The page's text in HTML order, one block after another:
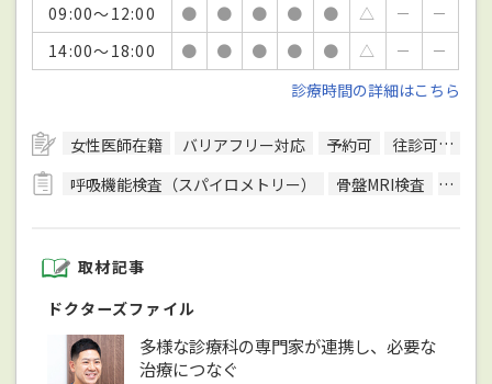
09:00～12:00
● ● ● ● ● △ －
－
14:00～18:00
● ● ● ● ● △ －
－
診療時間の詳細はこちら
女性医師在籍 バリアフリー対応 予約可 往診可
呼吸機能検査（スパイロメトリー）
骨盤MRI検査 細菌
取材記事
ドクターズファイル
多様な診療科の専門家が連携し、必要な
治療につなぐ